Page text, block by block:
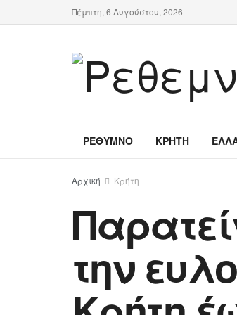
Πέμπτη, 6 Αυγούστου, 2026
ΡΕΘΥΜΝΟ ΚΡΗΤΗ
Αρχική Κρήτη
την